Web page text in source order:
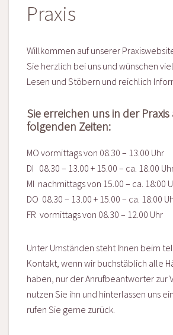
Praxis
Willkommen auf unserer
Sie herzlich bei uns und wünschen
Lesen und Stöbern und reichlich
Sie erreichen uns in der
folgenden Zeiten:
MO vormittags von 08.30 – 13.00 Uhr
DI 08.30 – 13.00 + 15.00 – ca. 18.00
MI nachmittags von 15.00 – ca. 18:00
DO 08.30 – 13.00 + 15.00 – ca. 18:00
FR vormittags von 08.30 – 12.00 Uhr
Unter Umständen steht Ihnen beim
Kontakt, wenn wir buchstäblich alle
haben, nur der Anrufbeantworter zur
nutzen Sie ihn und hinterlassen uns
rufen Sie gerne zurück.